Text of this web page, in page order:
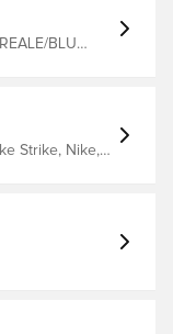
BLU
Strike, Nike,